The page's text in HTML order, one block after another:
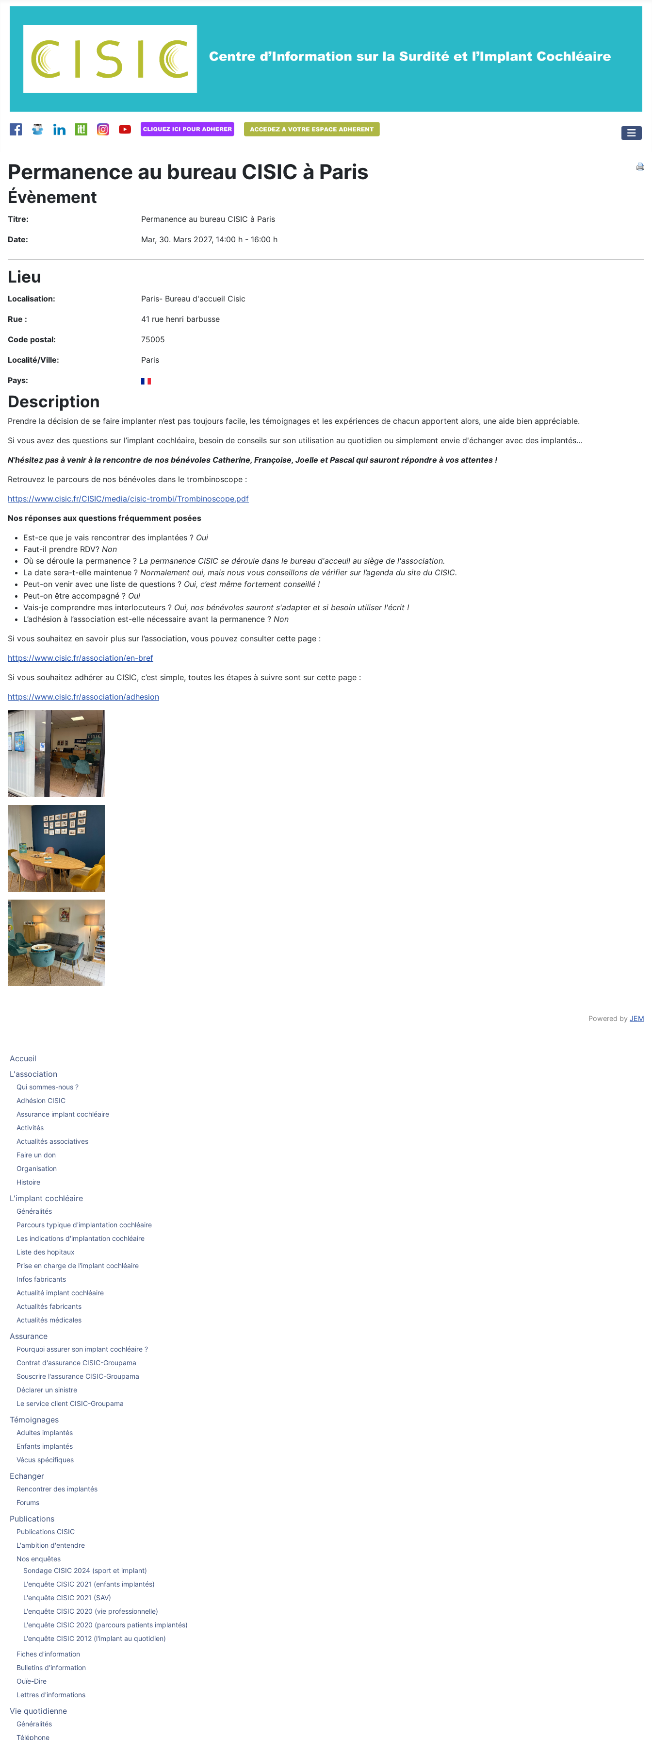
Permanence au bureau CISIC à Paris
Évènement
Titre: Permanence au bureau CISIC à Paris
Date: Mar, 30. Mars 2027, 14:00 h - 16:00 h
Lieu
Localisation: Paris- Bureau d'accueil Cisic
Rue : 41 rue henri barbusse
Code postal: 75005
Localité/Ville: Paris
Pays:
Description
Prendre la décision de se faire implanter n’est pas toujours facile, les témoignages et les expériences de chacun apportent alors, une aide bien appréciable.
Si vous avez des questions sur l’implant cochléaire, besoin de conseils sur son utilisation au quotidien ou simplement envie d'échanger avec des implantés…
N'hésitez pas à venir à la rencontre de nos bénévoles Catherine, Françoise, Joelle et Pascal qui sauront répondre à vos attentes !
Retrouvez le parcours de nos bénévoles dans le trombinoscope :
https://www.cisic.fr/CISIC/media/cisic-trombi/Trombinoscope.pdf
Nos réponses aux questions fréquemment posées
Est-ce que je vais rencontrer des implantées ? Oui
Faut-il prendre RDV? Non
Où se déroule la permanence ? La permanence CISIC se déroule dans le bureau d'acceuil au siège de l'association.
La date sera-t-elle maintenue ? Normalement oui, mais nous vous conseillons de vérifier sur l’agenda du site du CISIC.
Peut-on venir avec une liste de questions ? Oui, c’est même fortement conseillé !
Peut-on être accompagné ? Oui
Vais-je comprendre mes interlocuteurs ? Oui, nos bénévoles sauront s'adapter et si besoin utiliser l'écrit !
L’adhésion à l’association est-elle nécessaire avant la permanence ? Non
Si vous souhaitez en savoir plus sur l’association, vous pouvez consulter cette page :
https://www.cisic.fr/association/en-bref
Si vous souhaitez adhérer au CISIC, c’est simple, toutes les étapes à suivre sont sur cette page :
https://www.cisic.fr/association/adhesion
Powered by JEM
Accueil
L'association
Qui sommes-nous ?
Adhésion CISIC
Assurance implant cochléaire
Activités
Actualités associatives
Faire un don
Organisation
Histoire
L'implant cochléaire
Généralités
Parcours typique d'implantation cochléaire
Les indications d'implantation cochléaire
Liste des hopitaux
Prise en charge de l'implant cochléaire
Infos fabricants
Actualité implant cochléaire
Actualités fabricants
Actualités médicales
Assurance
Pourquoi assurer son implant cochléaire ?
Contrat d'assurance CISIC-Groupama
Souscrire l'assurance CISIC-Groupama
Déclarer un sinistre
Le service client CISIC-Groupama
Témoignages
Adultes implantés
Enfants implantés
Vécus spécifiques
Echanger
Rencontrer des implantés
Forums
Publications
Publications CISIC
L'ambition d'entendre
Nos enquêtes
Sondage CISIC 2024 (sport et implant)
L'enquête CISIC 2021 (enfants implantés)
L'enquête CISIC 2021 (SAV)
L'enquête CISIC 2020 (vie professionnelle)
L'enquête CISIC 2020 (parcours patients implantés)
L'enquête CISIC 2012 (l'implant au quotidien)
Fiches d'information
Bulletins d'information
Ouïe-Dire
Lettres d'informations
Vie quotidienne
Généralités
Téléphone